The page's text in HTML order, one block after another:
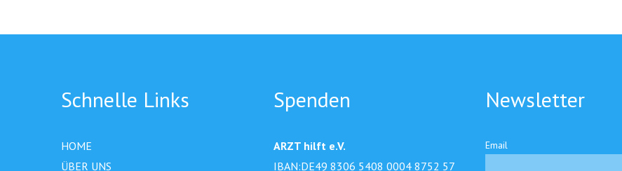
Schnelle Links
HOME
ÜBER UNS
Spenden
ARZT hilft e.V.
IBAN:DE49 8306 5408 0004 8752 57
Newsletter
Email